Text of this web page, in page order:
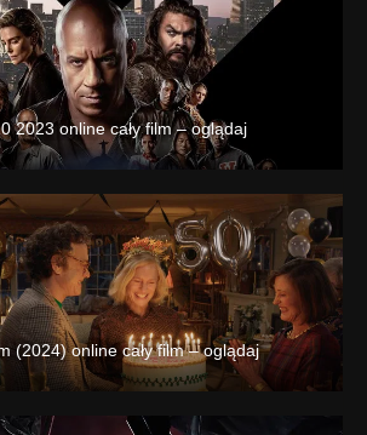
2023 online cały film – oglądaj
(2024) online cały film – oglądaj